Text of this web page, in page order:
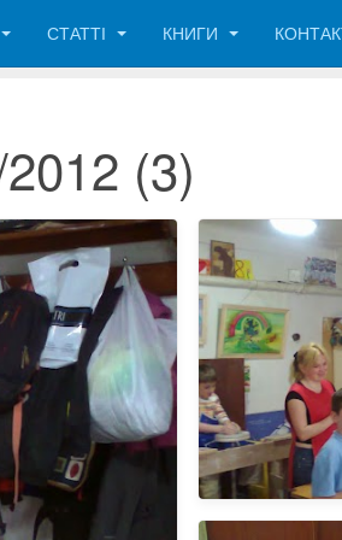
СТАТТІ КНИГИ
(3)